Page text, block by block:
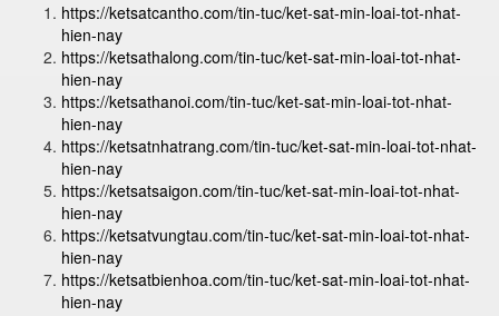
https://ketsatcantho.com/tin-tuc/ket-sat-min-loai-tot-nhat-
hien-nay
https://ketsathalong.com/tin-tuc/ket-sat-min-loai-tot-nhat-
hien-nay
https://ketsathanoi.com/tin-tuc/ket-sat-min-loai-tot-nhat-
hien-nay
https://ketsatnhatrang.com/tin-tuc/ket-sat-min-loai-tot-nhat-
hien-nay
https://ketsatsaigon.com/tin-tuc/ket-sat-min-loai-tot-nhat-
hien-nay
https://ketsatvungtau.com/tin-tuc/ket-sat-min-loai-tot-nhat-
hien-nay
https://ketsatbienhoa.com/tin-tuc/ket-sat-min-loai-tot-nhat-
hien-nay